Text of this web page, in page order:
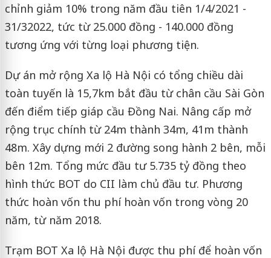
chỉnh giảm 10% trong năm đầu tiên 1/4/2021 -
31/32022, tức từ 25.000 đồng - 140.000 đồng
tương ứng với từng loại phương tiện.
Dự án mở rộng Xa lộ Hà Nội có tổng chiều dài
toàn tuyến là 15,7km bắt đầu từ chân cầu Sài Gòn
đến điểm tiếp giáp cầu Đồng Nai. Nâng cấp mở
rộng trục chính từ 24m thành 34m, 41m thành
48m. Xây dựng mới 2 đường song hành 2 bên, mỗi
bên 12m. Tổng mức đầu tư 5.735 tỷ đồng theo
hình thức BOT do CII làm chủ đầu tư. Phương
thức hoàn vốn thu phí hoàn vốn trong vòng 20
năm, từ năm 2018.
Trạm BOT Xa lộ Hà Nội được thu phí để hoàn vốn